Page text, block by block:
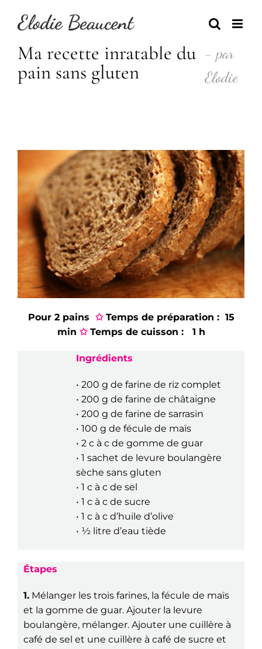
Ma recette inratable du
pain sans gluten
- par
Elodie
Pour 2 pains ✩Temps de préparation : 15
min ✩Temps de cuisson : 1 h
Ingrédients
• 200 g de farine de riz complet
• 200 g de farine de châtaigne
• 200 g de farine de sarrasin
• 100 g de fécule de maïs
• 2 c à c de gomme de guar
• 1 sachet de levure boulangère
sèche sans gluten
• 1 c à c de sel
• 1 c à c de sucre
• 1 c à c d’huile d’olive
• ½ litre d’eau tiède
Étapes
1. Mélanger les trois farines, la fécule de maïs
et la gomme de guar. Ajouter la levure
boulangère, mélanger. Ajouter une cuillère à
café de sel et une cuillère à café de sucre et